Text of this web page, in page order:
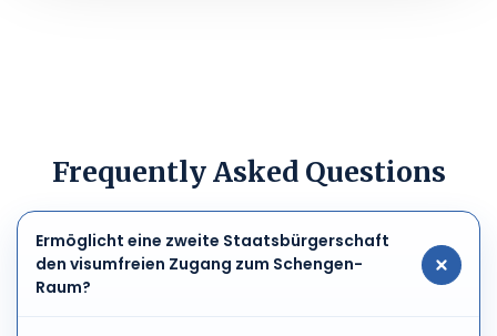
Frequently Asked Questions
Ermöglicht eine zweite Staatsbürgerschaft
den visumfreien Zugang zum Schengen-
Raum?